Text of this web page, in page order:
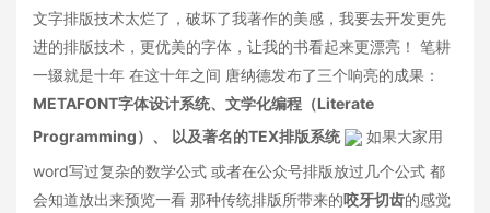
文字排版技术太烂了，破坏了我著作的美感，我要去开发更先
进的排版技术，更优美的字体，让我的书看起来更漂亮！ 笔耕
一辍就是十年 在这十年之间 唐纳德发布了三个响亮的成果：
METAFONT字体设计系统、 文学化编程（Literate
Programming）、
以及著名的TEX排版系统
如果大家用
word写过复杂的数学公式 或者在公众号排版放过几个公式 都
会知道放出来预览一看 那种传统排版所带来的咬牙切齿的感觉